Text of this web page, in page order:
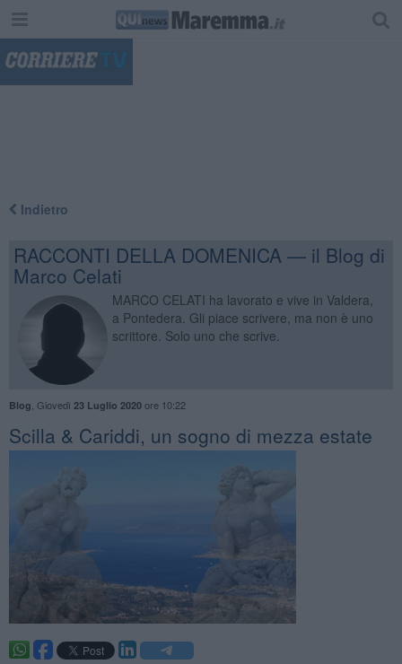
Indietro
RACCONTI DELLA DOMENICA — il Blog di
Marco Celati
MARCO CELATI ha lavorato e vive in Valdera,
a Pontedera. Gli piace scrivere, ma non è uno
scrittore. Solo uno che scrive.
Blog Giovedì 23 Luglio 2020ore 10:22
​Scilla & Cariddi, un sogno di mezza estate